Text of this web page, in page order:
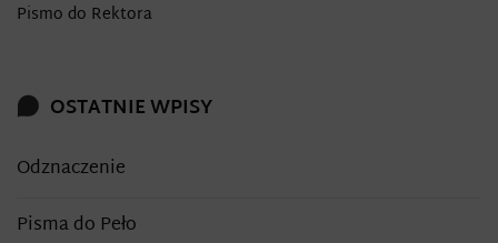
Pismo do Rektora
OSTATNIE WPISY
Odznaczenie
Pisma do Peło